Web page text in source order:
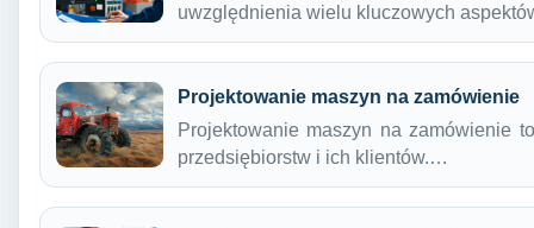
uwzględnienia wielu kluczowych
Projektowanie maszyn na zamówienie
Projektowanie maszyn na zamówienie
przedsiębiorstw i ich klientów.…